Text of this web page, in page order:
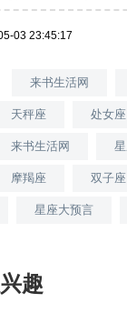
03 23:45:17
来书生活网
天秤座 处女座
来书生活网
摩羯座 双子座
星座大预言
趣